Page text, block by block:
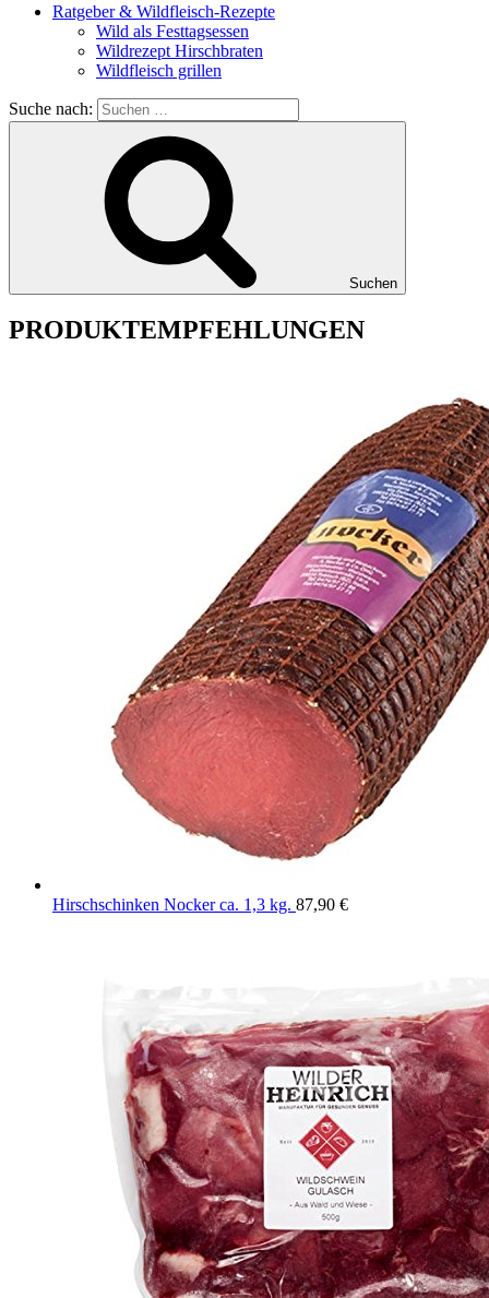
Ratgeber & Wildfleisch-Rezepte
Wild als Festtagsessen
Wildrezept Hirschbraten
Wildfleisch grillen
Suche nach:
Suchen
PRODUKTEMPFEHLUNGEN
Hirschschinken Nocker ca. 1,3 kg. 87,90 €